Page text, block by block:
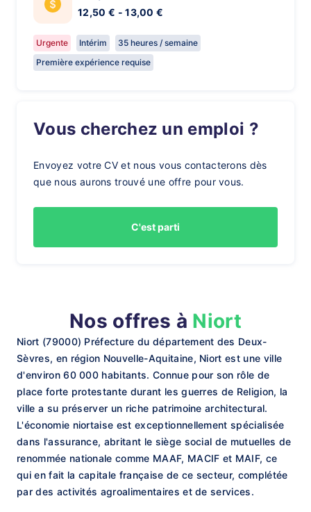
12,50 € - 13,00 €
Urgente Intérim
35 heures / semaine
Première expérience requise
Vous cherchez un emploi ?
Envoyez votre CV et nous vous contacterons dès
que nous aurons trouvé une offre pour vous.
C'est parti
Nos offres à Niort
Niort (79000) Préfecture du département des Deux-
Sèvres, en région Nouvelle-Aquitaine, Niort est une ville
d'environ 60 000 habitants. Connue pour son rôle de
place forte protestante durant les guerres de Religion, la
ville a su préserver un riche patrimoine architectural.
L'économie niortaise est exceptionnellement spécialisée
dans l'assurance, abritant le siège social de mutuelles de
renommée nationale comme MAAF, MACIF et MAIF, ce
qui en fait la capitale française de ce secteur, complétée
par des activités agroalimentaires et de services.